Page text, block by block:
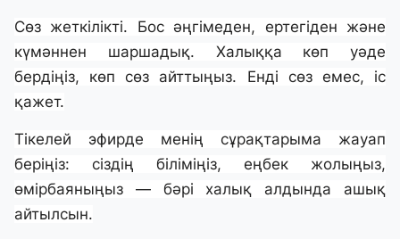
Сөз жеткілікті. Бос әңгімеден, ертегіден және
күмәннен шаршадық. Халыққа көп уәде
бердіңіз, көп сөз айттыңыз. Енді сөз емес, іс
қажет.
Тікелей эфирде менің сұрақтарыма жауап
беріңіз: сіздің біліміңіз, еңбек жолыңыз,
өмірбаяныңыз — бәрі халық алдында ашық
айтылсын.